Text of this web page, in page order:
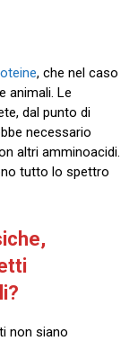
, che nel caso
animali. Le
dal punto di
necessario
altri amminoacidi.
tutto lo spettro
non siano